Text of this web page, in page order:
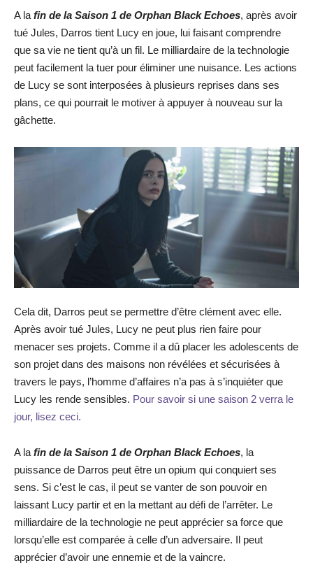
A la fin de la Saison 1 de Orphan Black Echoes, après avoir
tué Jules, Darros tient Lucy en joue, lui faisant comprendre
que sa vie ne tient qu’à un fil. Le milliardaire de la technologie
peut facilement la tuer pour éliminer une nuisance. Les actions
de Lucy se sont interposées à plusieurs reprises dans ses
plans, ce qui pourrait le motiver à appuyer à nouveau sur la
gâchette.
Cela dit, Darros peut se permettre d’être clément avec elle.
Après avoir tué Jules, Lucy ne peut plus rien faire pour
menacer ses projets. Comme il a dû placer les adolescents de
son projet dans des maisons non révélées et sécurisées à
travers le pays, l’homme d’affaires n’a pas à s’inquiéter que
Lucy les rende sensibles. Pour savoir si une saison 2 verra le
jour, lisez ceci.
A la fin de la Saison 1 de Orphan Black Echoes, la
puissance de Darros peut être un opium qui conquiert ses
sens. Si c’est le cas, il peut se vanter de son pouvoir en
laissant Lucy partir et en la mettant au défi de l’arrêter. Le
milliardaire de la technologie ne peut apprécier sa force que
lorsqu’elle est comparée à celle d’un adversaire. Il peut
apprécier d’avoir une ennemie et de la vaincre.